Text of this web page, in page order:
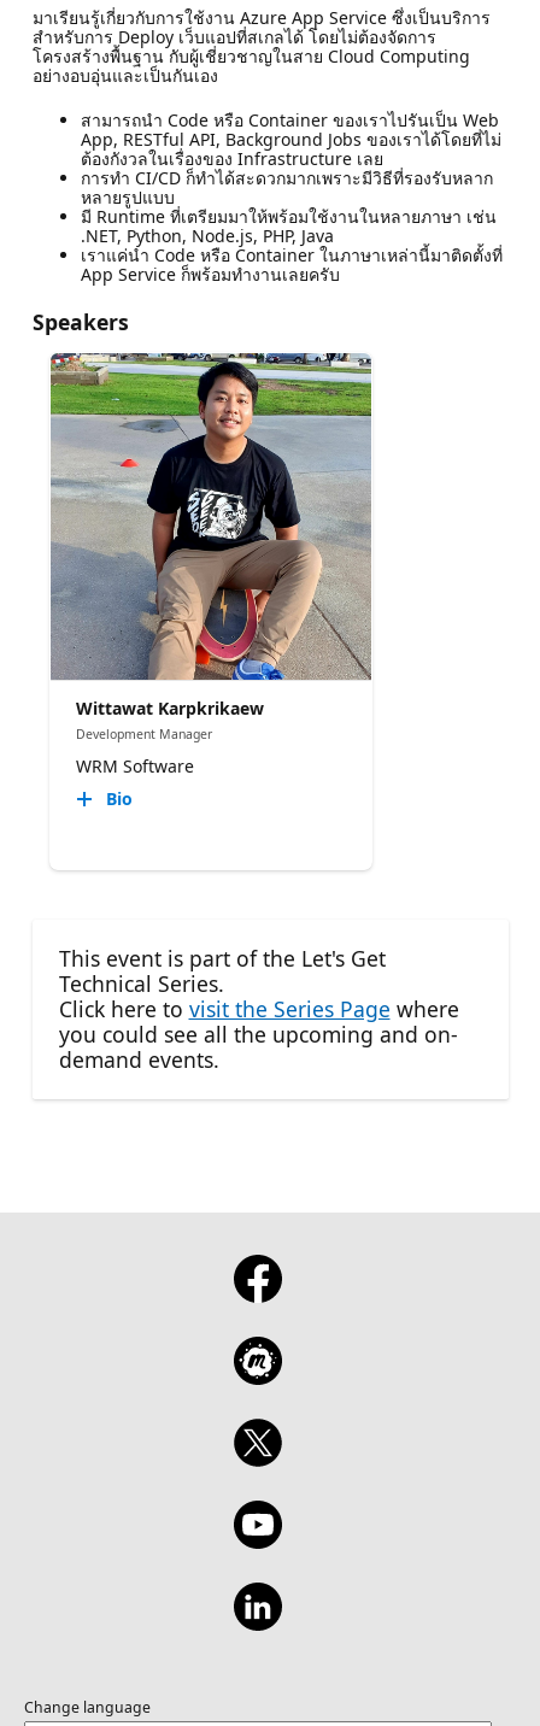
มาเรียนรู้เกี่ยวกับการใช้งาน Azure App Service ซึ่งเป็นบริการ
สำหรับการ Deploy เว็บแอปที่สเกลได้ โดยไม่ต้องจัดการ
โครงสร้างพื้นฐาน กับผู้เชี่ยวชาญในสาย Cloud Computing
อย่างอบอุ่นและเป็นกันเอง
สามารถนำ Code หรือ Container ของเราไปรันเป็น Web
App, RESTful API, Background Jobs ของเราได้โดยที่ไม่
ต้องกังวลในเรื่องของ Infrastructure เลย
การทำ CI/CD ก็ทำได้สะดวกมากเพราะมีวิธีที่รองรับหลาก
หลายรูปแบบ
มี Runtime ที่เตรียมมาให้พร้อมใช้งานในหลายภาษา เช่น
.NET, Python, Node.js, PHP, Java
เราแค่นำ Code หรือ Container ในภาษาเหล่านี้มาติดตั้งที่
App Service ก็พร้อมทำงานเลยครับ
Speakers
Wittawat Karpkrikaew
Development Manager
WRM Software
Bio
This event is part of the Let's Get
Technical Series.
Click here to visit the Series Page where
you could see all the upcoming and on-
demand events.
Change language